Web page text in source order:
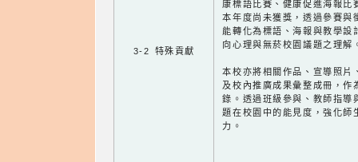
3-2 特殊貢獻
康標語比賽、健康促進海報
本年度尚未獲獎，透過參賽與
能轉化為標語、海報與教學設
向心理與無菸校園議題之理解
本校亦將相關作品、宣導照片
及校內推廣成果彙整成冊，作
錄。透過班級參與、教師指導
題在校園中的能見度，強化師
力。